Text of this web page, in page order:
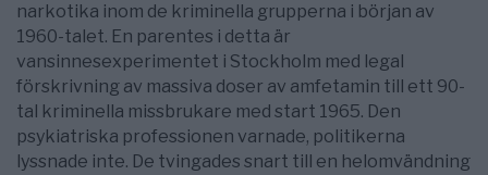
narkotika inom de kriminella grupperna i början av
1960-talet. En parentes i detta är
vansinnesexperimentet i Stockholm med legal
förskrivning av massiva doser av amfetamin till ett 90-
tal kriminella missbrukare med start 1965. Den
psykiatriska professionen varnade, politikerna
lyssnade inte. De tvingades snart till en helomvändning